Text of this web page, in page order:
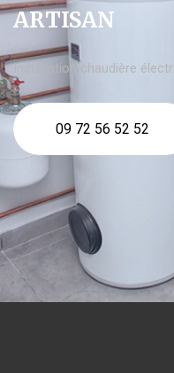
ARTISAN
Installation chaudière
09 72 56 52 52